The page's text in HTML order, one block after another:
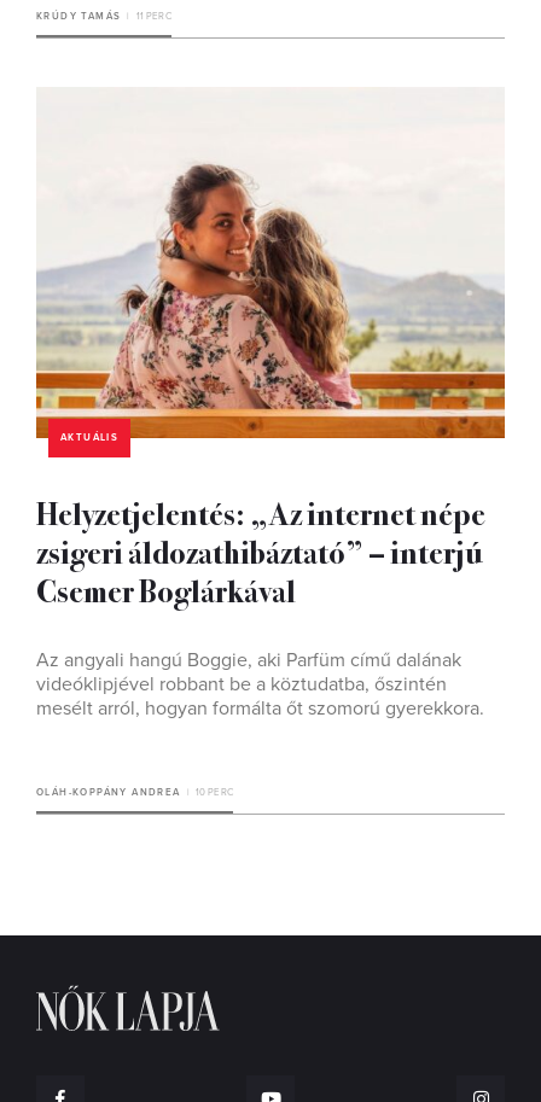
KRÚDY TAMÁS 11 PERC
AKTUÁLIS
Helyzetjelentés: „Az internet népe
zsigeri áldozathibáztató” – interjú
Csemer Boglárkával
Az angyali hangú Boggie, aki Parfüm című dalának
videóklipjével robbant be a köztudatba, őszintén
mesélt arról, hogyan formálta őt szomorú gyerekkora.
OLÁH-KOPPÁNY ANDREA 10 PERC